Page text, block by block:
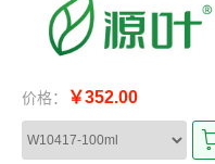
价格： ￥352.00